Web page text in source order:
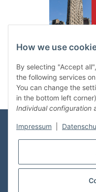
Categories
Shop Service
How we use
By selecting "Accept
the following services
You can change the
in the bottom left
Individual configuration
Impressum